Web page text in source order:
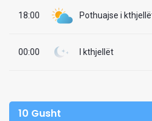
18:00 Pothuajse i
00:00 I kthjellët
10 Gusht